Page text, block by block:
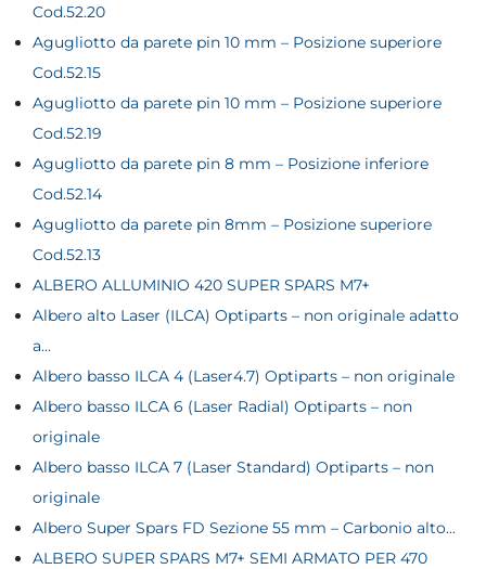
Cod.52.20
Agugliotto da parete pin 10 mm – Posizione superiore
Cod.52.15
Agugliotto da parete pin 10 mm – Posizione superiore
Cod.52.19
Agugliotto da parete pin 8 mm – Posizione inferiore
Cod.52.14
Agugliotto da parete pin 8mm – Posizione superiore
Cod.52.13
ALBERO ALLUMINIO 420 SUPER SPARS M7+
Albero alto Laser (ILCA) Optiparts – non originale adatto
a...
Albero basso ILCA 4 (Laser4.7) Optiparts – non originale
Albero basso ILCA 6 (Laser Radial) Optiparts – non
originale
Albero basso ILCA 7 (Laser Standard) Optiparts – non
originale
Albero Super Spars FD Sezione 55 mm – Carbonio alto...
ALBERO SUPER SPARS M7+ SEMI ARMATO PER 470